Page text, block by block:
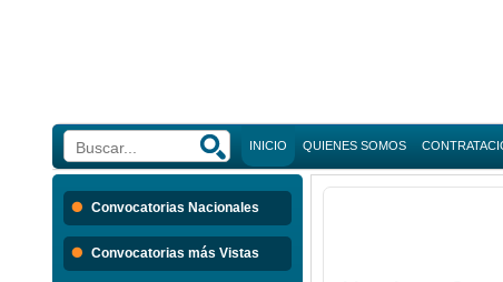
INICIO QUIENES SOMOS
Convocatorias Nacionales
Convocatorias más Vistas